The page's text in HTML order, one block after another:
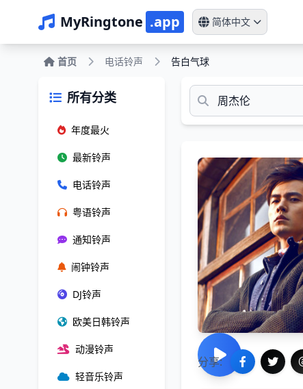
MyRingtone .app 简体中文
首页 电话铃声 告白气球
所有分类
年度最火
最新铃声
电话铃声
粤语铃声
通知铃声
闹钟铃声
DJ铃声
欧美日韩铃声
动漫铃声
轻音乐铃声
分享: